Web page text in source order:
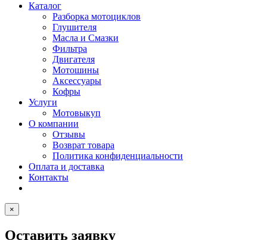
Каталог
Разборка мотоциклов
Глушителя
Масла и Смазки
Фильтра
Двигателя
Мотошины
Аксессуары
Кофры
Услуги
Мотовыкуп
О компании
Отзывы
Возврат товара
Политика конфиденциальности
Оплата и доставка
Контакты
×
Оставить заявку